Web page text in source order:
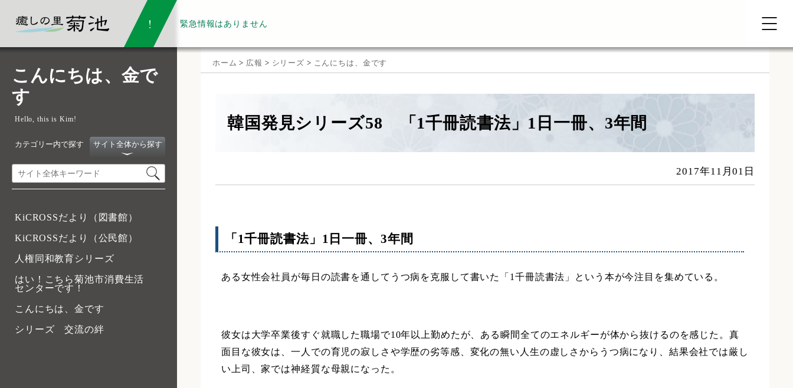
緊急情報はありません
こんにちは、金で
す
Hello, this is Kim!
カテゴリー内で探す サイト全体から探す
KiCROSSだより（図書館）
KiCROSSだより（公民館）
人権同和教育シリーズ
はい！こちら菊池市消費生活
センターです！
こんにちは、金です
シリーズ 交流の絆
ホーム > 広報 > シリーズ > こんにちは、金です
韓国発見シリーズ58 「1千冊読書法」1日一冊、3年間
2017年11月01日
「1千冊読書法」1日一冊、3年間
ある女性会社員が毎日の読書を通してうつ病を克服して書いた「1千冊読書法」という本が今注目を集めている。
彼女は大学卒業後すぐ就職した職場で10年以上勤めたが、ある瞬間全てのエネルギーが体から抜けるのを感じた。真
面目な彼女は、一人での育児の寂しさや学歴の劣等感、変化の無い人生の虚しさからうつ病になり、結果会社では厳し
い上司、家では神経質な母親になった。